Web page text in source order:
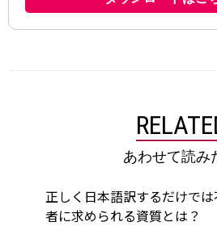
あわせて読み
正しく日本語訳するだけで
者に求められる資質とは？